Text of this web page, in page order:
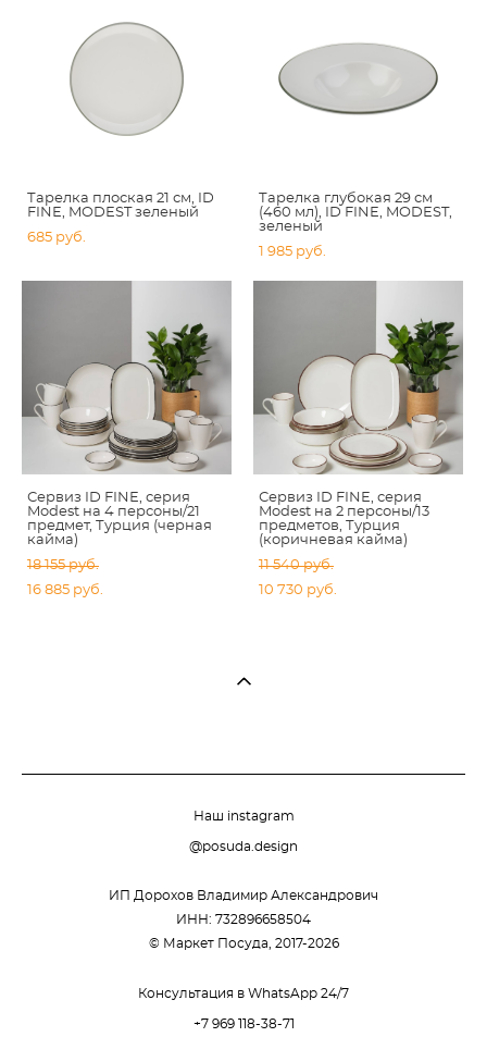
Тарелка плоская 21 см, ID
FINE, MODEST зеленый
685 pуб.
Тарелка глубокая 29 см
(460 мл), ID FINE, MODEST,
зеленый
1 985 pуб.
Сервиз ID FINE, серия
Modest на 4 персоны/21
предмет, Турция (черная
кайма)
18 155 pуб.
16 885 pуб.
Сервиз ID FINE, серия
Modest на 2 персоны/13
предметов, Турция
(коричневая кайма)
11 540 pуб.
10 730 pуб.
Наш instagram
@posuda.design
ИП Дорохов Владимир Александрович
ИНН: 732896658504
© Маркет Посуда, 2017-2026
Консультация в WhatsApp 24/7
+7 969 118-38-71